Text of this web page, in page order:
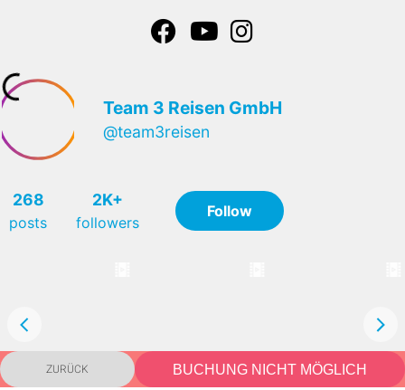
ZURÜCK BUCHUNG NICHT MÖGLICH